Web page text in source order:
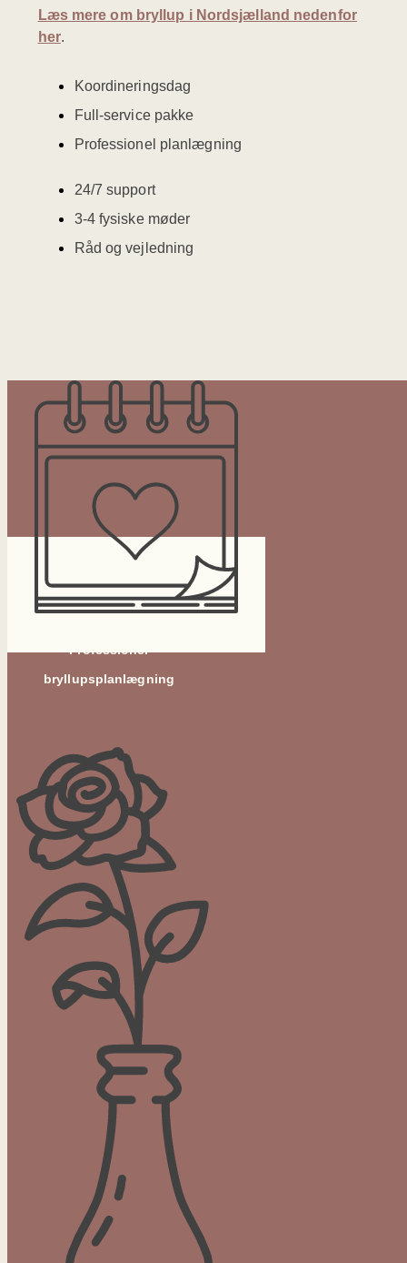
Læs mere om bryllup i Nordsjælland nedenfor
her.
Koordineringsdag
Full-service pakke
Professionel planlægning
24/7 support
3-4 fysiske møder
Råd og vejledning
Professionel
bryllupsplanlægning